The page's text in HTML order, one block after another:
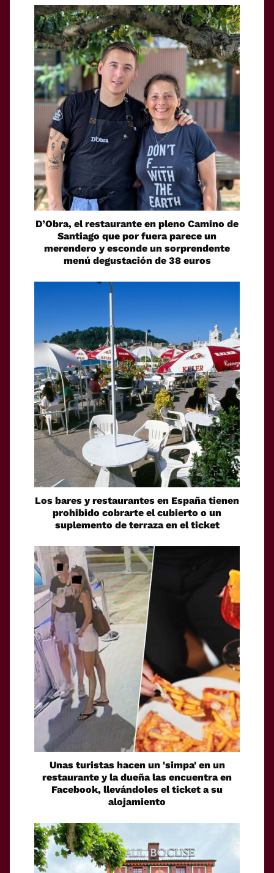
D’Obra, el restaurante en pleno Camino de
Santiago que por fuera parece un
merendero y esconde un sorprendente
menú degustación de 38 euros
Los bares y restaurantes en España tienen
prohibido cobrarte el cubierto o un
suplemento de terraza en el ticket
Unas turistas hacen un 'simpa' en un
restaurante y la dueña las encuentra en
Facebook, llevándoles el ticket a su
alojamiento